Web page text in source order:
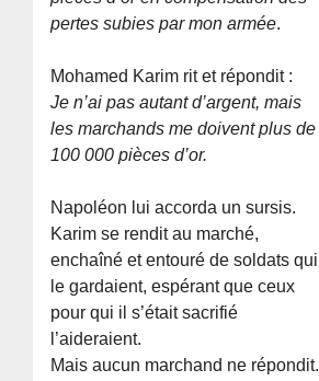
pertes subies par mon armée.
Mohamed Karim rit et répondit :
Je n’ai pas autant d’argent, mais
les marchands me doivent plus de
100 000 pièces d’or.
Napoléon lui accorda un sursis.
Karim se rendit au marché,
enchaîné et entouré de soldats qui
le gardaient, espérant que ceux
pour qui il s’était sacrifié
l’aideraient.
Mais aucun marchand ne répondit.